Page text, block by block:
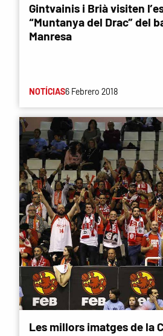
Gintvainis i Brià visiten
“Muntanya del Drac” del
Manresa
NOTÍCIAS6 Febrero 2018
Les millors imatges de la